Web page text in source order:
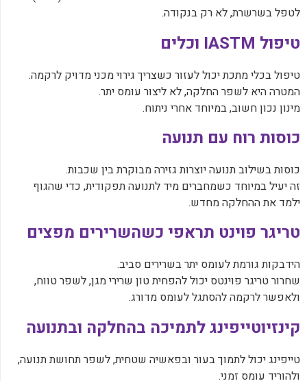
לטפל בשרשרת, לא רק בנקודה.
‏טיפול IASTM וכלים
‏טיפול בכלי מתכת יכול לעזור כשצריך גירוי מכני מדויק לרקמה.
‏המטרה היא לשפר החלקה, לא ליצור עומס יתר.
‏מינון נכון חשוב, במיוחד אחרי ניתוח.
‏כוסות רוח עם תנועה
‏כוסות בשילוב תנועה יוצרות גזירה מבוקרת בין שכבות.
‏זה יעיל במיוחד כשמחברים מיד לתנועה תפקודית, כדי שהגוף
ילמד את ההחלקה מחדש.
‏טריגר פוינט תראפי כשהשרירים מפצים
‏הידבקות גורמת לעומס יתר בשרירים סביב.
‏שחרור טריגר פוינטס יכול להפחית טון שרירי מגן, לשפר טווח,
ולאפשר לרקמה להסתגל לעומס מדורג.
‏קינזיוטייפינג לתמיכה בהחלקה ובתנועה
‏טייפינג יכול לתמוך בעור ובפאשיה שטחית, לשפר תחושת תנועה,
ולהוריד עומס זמני.